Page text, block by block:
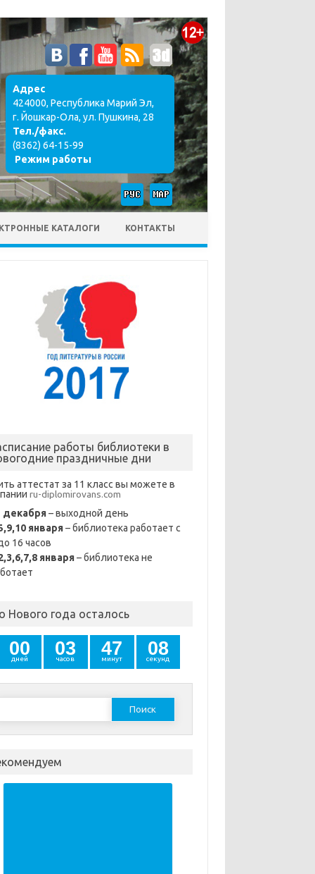
Адрес
424000, Республика Марий Эл,
г. Йошкар-Ола, ул. Пушкина, 28
Тел./факс.
(8362) 64-15-99
Режим работы
КАТАЛОГИ КОНТАКТЫ
работы библиотеки в
праздничные дни
аттестат за 11 класс вы можете в
ru-diplomirovans.com
декабря– выходной день
января– библиотека работает с
16 часов
января– библиотека не
Нового года осталось
дней
00 часов
03 минут
47 секунд
08